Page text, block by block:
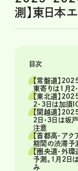
測】東日本
目次
【常磐道】
東寄りは1月2
【東北道】
2・3日は加須
【関越道】
2日・3日は坂
注意
【首都高・ア
期間の渋滞予
【圏央道・外
予測。1月2日
み